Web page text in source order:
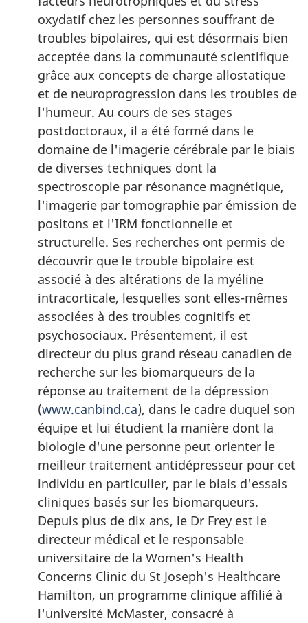
oxydatif chez les personnes souffrant de
troubles bipolaires, qui est désormais bien
acceptée dans la communauté scientifique
grâce aux concepts de charge allostatique
et de neuroprogression dans les troubles de
l'humeur. Au cours de ses stages
postdoctoraux, il a été formé dans le
domaine de l'imagerie cérébrale par le biais
de diverses techniques dont la
spectroscopie par résonance magnétique,
l'imagerie par tomographie par émission de
positons et l'IRM fonctionnelle et
structurelle. Ses recherches ont permis de
découvrir que le trouble bipolaire est
associé à des altérations de la myéline
intracorticale, lesquelles sont elles-mêmes
associées à des troubles cognitifs et
psychosociaux. Présentement, il est
directeur du plus grand réseau canadien de
recherche sur les biomarqueurs de la
réponse au traitement de la dépression
(www.canbind.ca), dans le cadre duquel son
équipe et lui étudient la manière dont la
biologie d'une personne peut orienter le
meilleur traitement antidépresseur pour cet
individu en particulier, par le biais d'essais
cliniques basés sur les biomarqueurs.
Depuis plus de dix ans, le Dr Frey est le
directeur médical et le responsable
universitaire de la Women's Health
Concerns Clinic du St Joseph's Healthcare
Hamilton, un programme clinique affilié à
l'université McMaster, consacré à